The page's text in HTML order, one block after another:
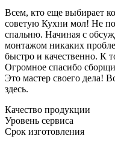
Всем, кто еще выбирает
советую Кухни мол! Не
спальню. Начиная с
монтажом никаких
быстро и качественно. К
Огромное спасибо
Это мастер своего дела!
здесь.
Качество продукции
Уровень сервиса
Срок изготовления